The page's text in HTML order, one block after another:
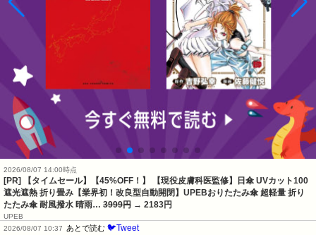
2026/08/07 14:00時点
[PR] 【タイムセール】【45%OFF！】 【現役皮膚科医監修】日傘 UVカット100
遮光遮熱 折り畳み【業界初！改良型自動開閉】UPEBおりたたみ傘 超軽量 折り
たたみ傘 耐風撥水 晴雨… 3999円 → 2183円
UPEB
2026/08/07 10:37
あとで読む 🐦Tweet